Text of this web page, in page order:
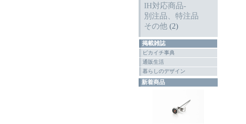
IH対応商品-
別注品、特注品
その他 (2)
掲載雑誌
ピカイチ事典
通販生活
暮らしのデザイン
新着商品